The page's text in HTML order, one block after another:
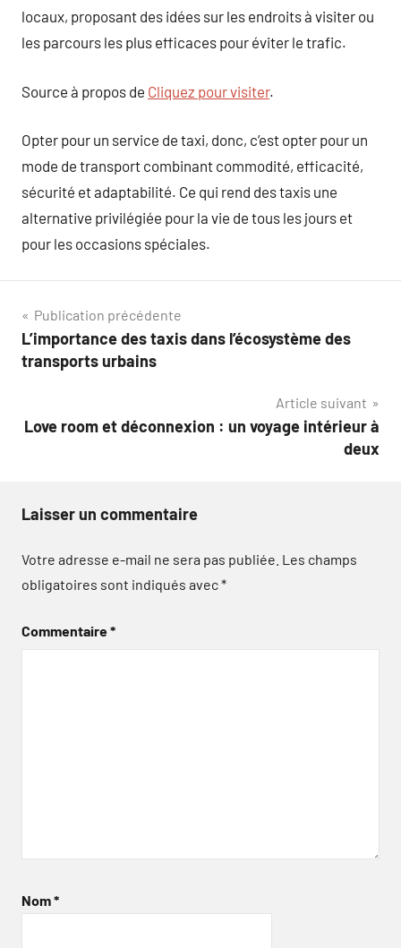
locaux, proposant des idées sur les endroits à visiter ou
les parcours les plus efficaces pour éviter le trafic.
Source à propos de Cliquez pour visiter.
Opter pour un service de taxi, donc, c’est opter pour un
mode de transport combinant commodité, efficacité,
sécurité et adaptabilité. Ce qui rend des taxis une
alternative privilégiée pour la vie de tous les jours et
pour les occasions spéciales.
Navigation
de
Publication précédente
L’importance des taxis dans l’écosystème des
transports urbains
Article suivant
Love room et déconnexion : un voyage intérieur à
deux
Laisser un commentaire
Votre adresse e-mail ne sera pas publiée. Les champs
obligatoires sont indiqués avec*
Commentaire*
Nom*